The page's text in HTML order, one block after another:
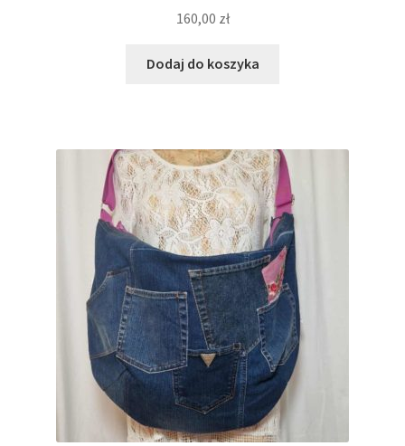
160,00 zł
Dodaj do koszyka